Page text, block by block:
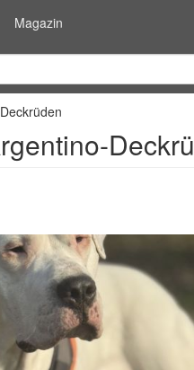
Magazin